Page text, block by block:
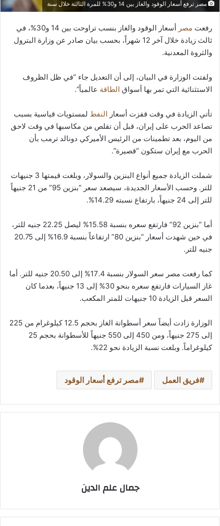
مصر ترفع أسعار الوقود والغاز بين 14 و30% للمرة الثالثة خلال سنة
رفعت مصر
أسعار الوقود والغاز بنسب تراوحت بين 14 و30%، في
ثالث زيادة خلال آخر 12 شهراً، بحسب بيان صادر عن وزارة البترول
والثروة المعدنية.
ولفتت الوزارة في البيان، إلى أن التعديل جاء “في ظل الظروف
الاستثنائية التي تمر بها أسواق الطاقة عالمياً”.
تأتي الزيادة في وقت قفزت أسعار النفط لمستويات قياسية بسبب
تصاعد الحرب على إيران، قبل أن تقلص من مكاسبها في وقت لاحق
من اليوم، بعد تطمينات من الرئيس الأميركي دونالد ترمب بأن
الحرب مع إيران ستكون “قصيرة”.
شملت الزيادة جميع أنواع البنزين والسولار، وبلغت قيمتها 3 جنيهات
للتر. وحسب الأسعار الجديدة، سيصعد سعر “بنزين 95” من 21 جنيهاً
للتر إلى 24 جنيهاً، بارتفاع نسبته 14.29%.
أما “بنزين 92” فارتفع سعره بنسبة 15.58% ليصل 22.25 جنيه للتر،
في حين شهدت أسعار “بنزين 80” ارتفاعاً بنسبة 16.9% إلى 20.75
جنيه للتر.
كما رفعت مصر سعر السولار بنسبة 17.4% إلى 20.50 جنيه للتر. أما
غاز السيارات فارتفع سعره بنحو 30% إلى 13 جنيهاً، بعدما كان
السعر قبل الزيادة 10 جنيهات للمتر المكعب.
الوزارة زادت أيضاً سعر أسطوانة الغاز بحجم 12.5 كيلوغرام من 225
إلى 275 جنيهاً، ومن 450 إلى 550 جنيهاً للأسطوانة بحجم 25
كيلوغراماً. وبلغت نسبة الزيادة نحو 22%.
فريق العمل مصر ترفع أسعار الوقود
جمال علم الدين